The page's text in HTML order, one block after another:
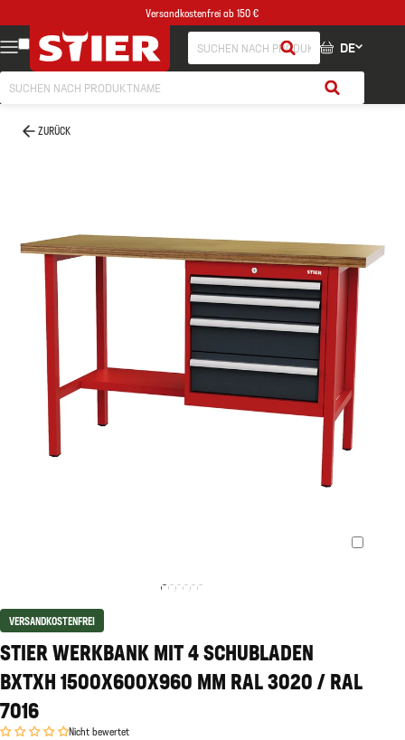
Versandkostenfrei ab 150 €
DE
ZURÜCK
VERSANDKOSTENFREI
STIER WERKBANK MIT 4 SCHUBLADEN
BXTXH 1500X600X960 MM RAL 3020 / RAL
7016
Nicht bewertet